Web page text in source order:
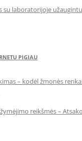
su laboratorijoje
PIGIAU
– kodėl žmonės
reikšmės –